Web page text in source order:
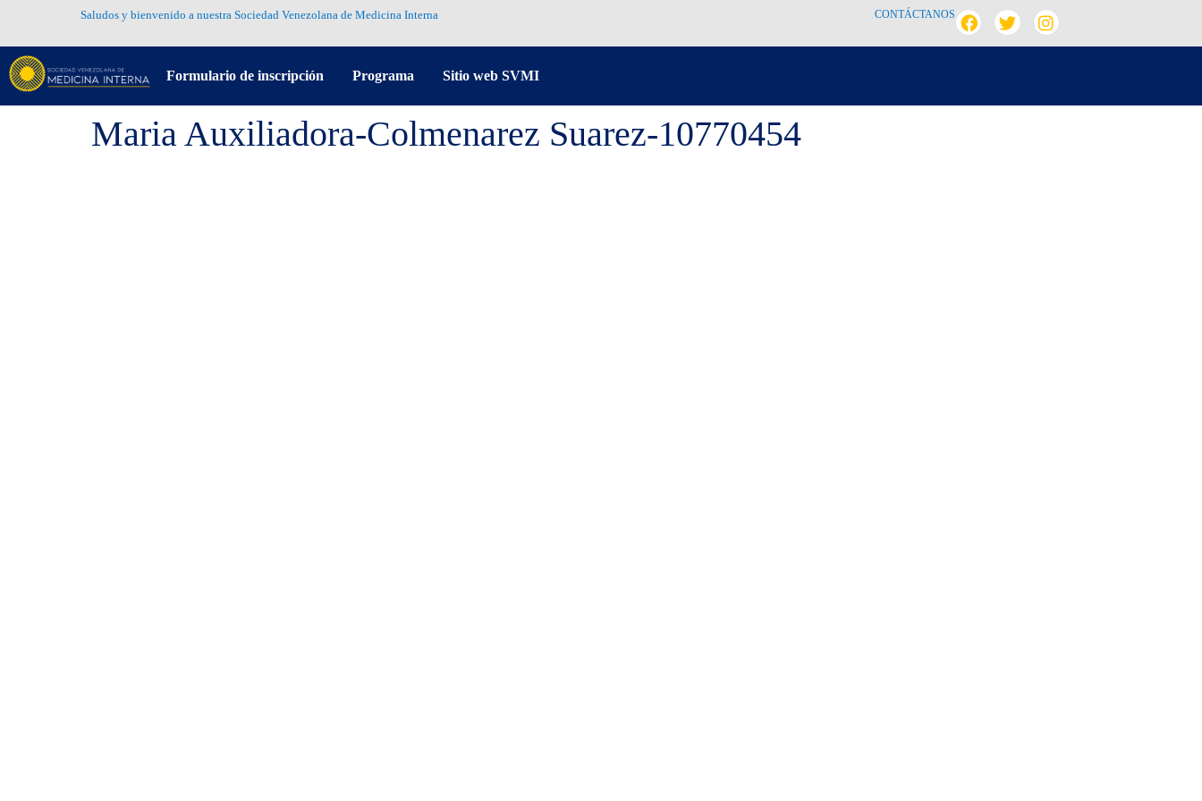
Saludos y bienvenido a nuestra Sociedad Venezolana de Medicina Interna CONTÁCTANOS
Formulario de inscripción Programa Sitio web SVMI
Maria Auxiliadora-Colmenarez Suarez-10770454